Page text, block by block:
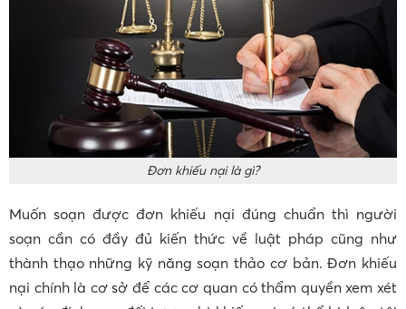
Đơn khiếu nại là gì?
Muốn soạn được đơn khiếu nại đúng chuẩn thì người
soạn cần có đầy đủ kiến thức về luật pháp cũng như
thành thạo những kỹ năng soạn thảo cơ bản. Đơn khiếu
nại chính là cơ sở để các cơ quan có thẩm quyền xem xét